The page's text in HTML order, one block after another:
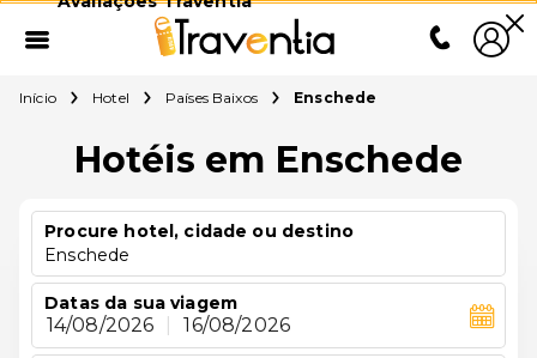
Início Hotel Países Baixos Enschede
Hotéis em Enschede
Procure hotel, cidade ou destino
Enschede
Datas da sua viagem
14/08/2026 16/08/2026